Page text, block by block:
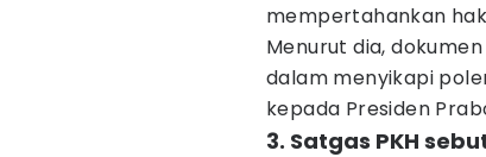
mempertahankan
Menurut dia,
dalam menyikapi
kepada Presiden
3. Satgas PKH